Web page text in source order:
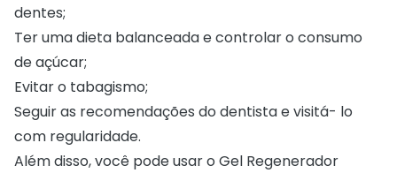
dentes;
Ter uma dieta balanceada e controlar o consumo
de açúcar;
Evitar o tabagismo;
Seguir as recomendações do dentista e visitá- lo
com regularidade.
Além disso, você pode usar o Gel Regenerador